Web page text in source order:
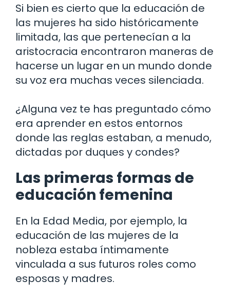
Si bien es cierto que la educación de
las mujeres ha sido históricamente
limitada, las que pertenecían a la
aristocracia encontraron maneras de
hacerse un lugar en un mundo donde
su voz era muchas veces silenciada.
¿Alguna vez te has preguntado cómo
era aprender en estos entornos
donde las reglas estaban, a menudo,
dictadas por duques y condes?
Las primeras formas de
educación femenina
En la Edad Media, por ejemplo, la
educación de las mujeres de la
nobleza estaba íntimamente
vinculada a sus futuros roles como
esposas y madres.